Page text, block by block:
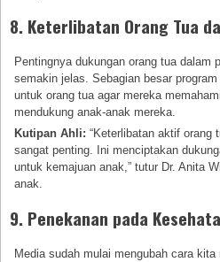
8. Keterlibatan Orang Tua
Pentingnya dukungan orang tua dalam
semakin jelas. Sebagian besar
untuk orang tua agar mereka
mendukung anak-anak mereka.
Kutipan Ahli: “Keterlibatan aktif orang
sangat penting. Ini menciptakan
untuk kemajuan anak,” tutur Dr. Anita
anak.
9. Penekanan pada
Media sudah mulai mengubah cara kita